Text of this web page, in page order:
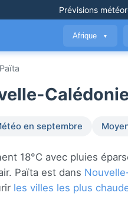
Prévisions
Afrique ▼
Païta
en septembre
18°C avec pluies
Païta est dans
les villes les plus